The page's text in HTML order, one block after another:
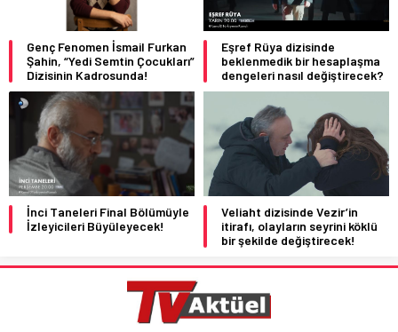
Genç Fenomen İsmail Furkan
Şahin, “Yedi Semtin Çocukları”
Dizisinin Kadrosunda!
Eşref Rüya dizisinde
beklenmedik bir hesaplaşma
dengeleri nasıl değiştirecek?
İnci Taneleri Final Bölümüyle
İzleyicileri Büyüleyecek!
Veliaht dizisinde Vezir’in
itirafı, olayların seyrini köklü
bir şekilde değiştirecek!